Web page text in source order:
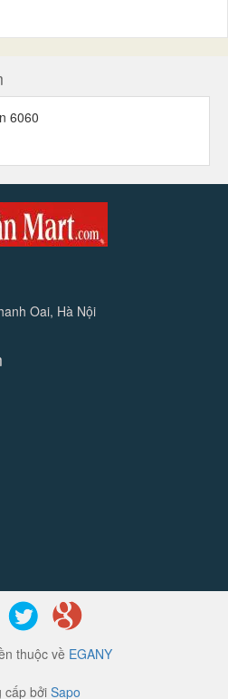
6060
Oai, Hà Nội
thuộc về EGANY
cấp bởiSapo